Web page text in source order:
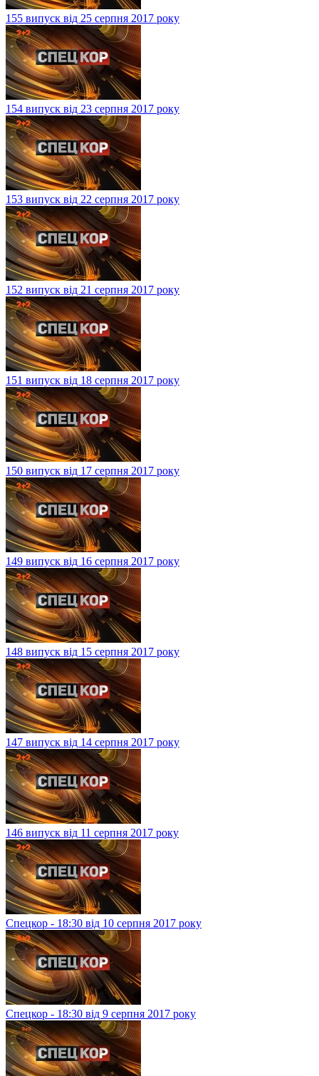
155 випуск від 25 серпня 2017 року
154 випуск від 23 серпня 2017 року
153 випуск від 22 серпня 2017 року
152 випуск від 21 серпня 2017 року
151 випуск від 18 серпня 2017 року
150 випуск від 17 серпня 2017 року
149 випуск від 16 серпня 2017 року
148 випуск від 15 серпня 2017 року
147 випуск від 14 серпня 2017 року
146 випуск від 11 серпня 2017 року
Спецкор - 18:30 від 10 серпня 2017 року
Спецкор - 18:30 від 9 серпня 2017 року